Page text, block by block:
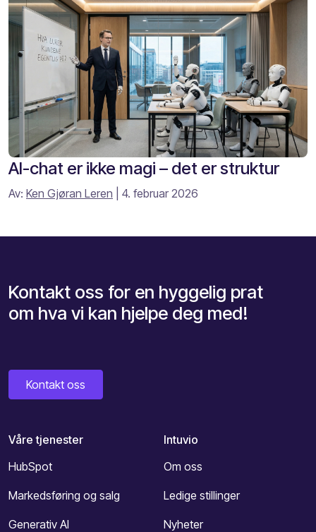
AI-chat er ikke magi – det er struktur
Av: Ken Gjøran Leren | 4. februar 2026
Kontakt oss for en hyggelig prat
om hva vi kan hjelpe deg med!
Kontakt oss
Våre tjenester
HubSpot
Markedsføring og salg
Generativ AI
Intuvio
Om oss
Ledige stillinger
Nyheter